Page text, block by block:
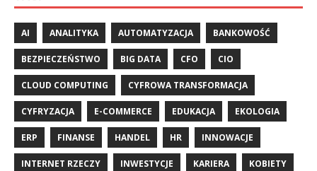
AI ANALITYKA AUTOMATYZACJA BANKOWOŚĆ
BEZPIECZEŃSTWO BIG DATA CFO CIO
CLOUD COMPUTING CYFROWA TRANSFORMACJA
CYFRYZACJA E-COMMERCE EDUKACJA EKOLOGIA
ERP FINANSE HANDEL HR INNOWACJE
INTERNET RZECZY INWESTYCJE KARIERA KOBIETY